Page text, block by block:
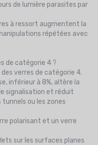
de lumière parasites par
à ressort augmentent la
répétées avec
de catégorie 4 ?
verres de catégorie 4.
inférieur à 8%, altère la
signalisation et réduit
ou les zones
polarisant et un verre
sur les surfaces planes